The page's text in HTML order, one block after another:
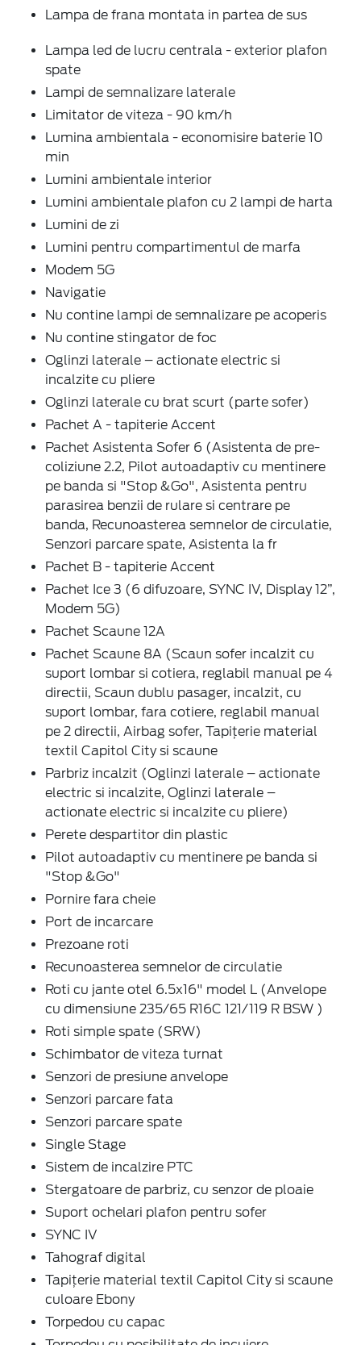
Lampa de frana montata in partea de sus
Lampa led de lucru centrala - exterior plafon
spate
Lampi de semnalizare laterale
Limitator de viteza - 90 km/h
Lumina ambientala - economisire baterie 10
min
Lumini ambientale interior
Lumini ambientale plafon cu 2 lampi de harta
Lumini de zi
Lumini pentru compartimentul de marfa
Modem 5G
Navigatie
Nu contine lampi de semnalizare pe acoperis
Nu contine stingator de foc
Oglinzi laterale – actionate electric si
incalzite cu pliere
Oglinzi laterale cu brat scurt (parte sofer)
Pachet A - tapiterie Accent
Pachet Asistenta Sofer 6 (Asistenta de pre-
coliziune 2.2, Pilot autoadaptiv cu mentinere
pe banda si "Stop &Go", Asistenta pentru
parasirea benzii de rulare si centrare pe
banda, Recunoasterea semnelor de circulatie,
Senzori parcare spate, Asistenta la fr
Pachet B - tapiterie Accent
Pachet Ice 3 (6 difuzoare, SYNC IV, Display 12”,
Modem 5G)
Pachet Scaune 12A
Pachet Scaune 8A (Scaun sofer incalzit cu
suport lombar si cotiera, reglabil manual pe 4
directii, Scaun dublu pasager, incalzit, cu
suport lombar, fara cotiere, reglabil manual
pe 2 directii, Airbag sofer, Tapițerie material
textil Capitol City si scaune
Parbriz incalzit (Oglinzi laterale – actionate
electric si incalzite, Oglinzi laterale –
actionate electric si incalzite cu pliere)
Perete despartitor din plastic
Pilot autoadaptiv cu mentinere pe banda si
"Stop &Go"
Pornire fara cheie
Port de incarcare
Prezoane roti
Recunoasterea semnelor de circulatie
Roti cu jante otel 6.5x16" model L (Anvelope
cu dimensiune 235/65 R16C 121/119 R BSW )
Roti simple spate (SRW)
Schimbator de viteza turnat
Senzori de presiune anvelope
Senzori parcare fata
Senzori parcare spate
Single Stage
Sistem de incalzire PTC
Stergatoare de parbriz, cu senzor de ploaie
Suport ochelari plafon pentru sofer
SYNC IV
Tahograf digital
Tapițerie material textil Capitol City si scaune
culoare Ebony
Torpedou cu capac